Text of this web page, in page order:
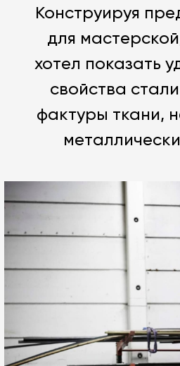
Конструируя
для
хотел показать
свойства
фактуры ткани,